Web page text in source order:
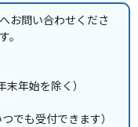
お問い合わせくださ
。
年始を除く）
でも受付できます）